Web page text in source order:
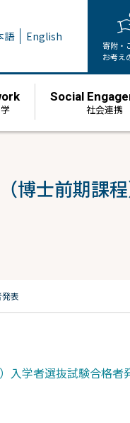
語 English
寄附・
お考え
Social
社会連携
博士前期課
表
入学者選抜試験合格者